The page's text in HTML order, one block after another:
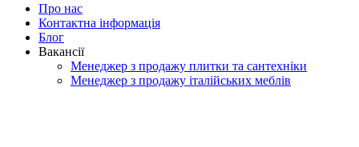
Про нас
Контактна інформація
Блог
Вакансії
Менеджер з продажу плитки та сантехніки
Менеджер з продажу італійських меблів